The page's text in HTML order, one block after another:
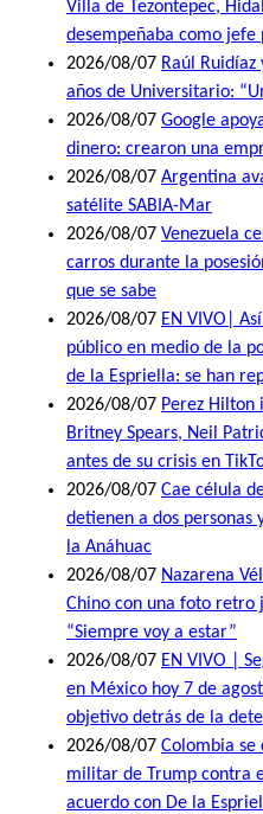
Villa de Tezontepec,
desempeñaba como
2026/08/07 Raúl
años de Universitario:
2026/08/07 Google
dinero: crearon una
2026/08/07 Argentina
satélite SABIA-Mar
2026/08/07 Venezuela
carros durante la
que se sabe
2026/08/07 EN VIVO|
público en medio de la
de la Espriella: se han
2026/08/07 Perez Hilton
Britney Spears, Neil
antes de su crisis en
2026/08/07 Cae célula
detienen a dos personas
la Anáhuac
2026/08/07 Nazarena
Chino con una foto retro
“Siempre voy a estar”
2026/08/07 EN VIVO |
en México hoy 7 de
objetivo detrás de la
2026/08/07 Colombia se
militar de Trump contra
acuerdo con De la